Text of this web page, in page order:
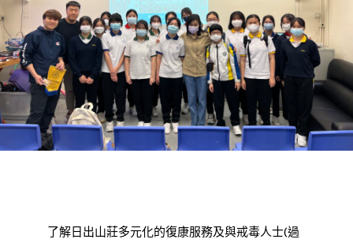
了解日出山莊多元化的復康服務及與戒毒人士(過